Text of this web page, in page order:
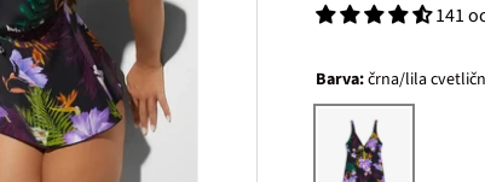
141
Barva:črna/lila
črna/lila cvetlična